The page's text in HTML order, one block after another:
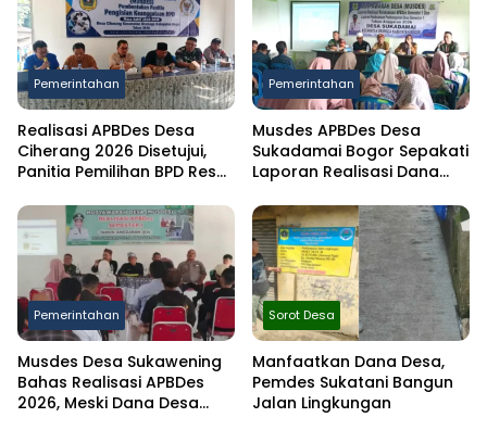
Pemerintahan
Realisasi APBDes Desa
Ciherang 2026 Disetujui,
Panitia Pemilihan BPD Resmi
Pemerintahan
Musdes APBDes Desa
Sukadamai Bogor Sepakati
Laporan Realisasi Dana
Pemerintahan
Musdes Desa Sukawening
Bahas Realisasi APBDes
2026, Meski Dana Desa
Sorot Desa
Manfaatkan Dana Desa,
Pemdes Sukatani Bangun
Jalan Lingkungan